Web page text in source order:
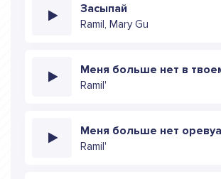
Засыпай
Ramil, Mary Gu
Меня больше нет в
Ramil'
Меня больше нет
Ramil'